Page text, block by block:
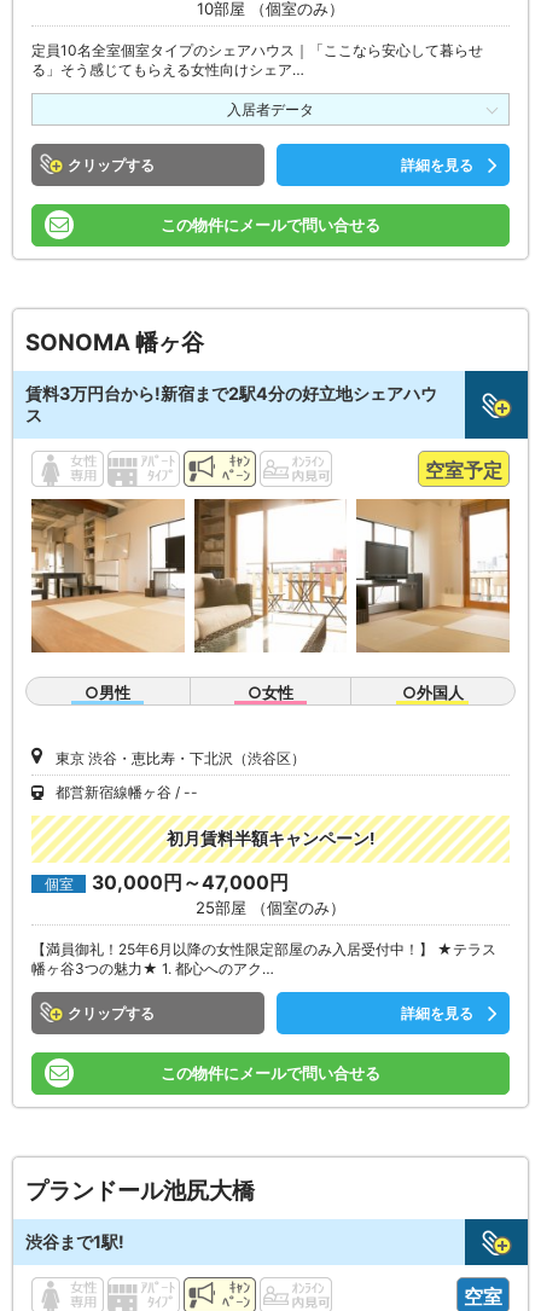
10部屋 （個室のみ）
定員10名全室個室タイプのシェアハウス｜「ここなら安心して暮らせ
る」そう感じてもらえる女性向けシェア…
入居者データ
クリップ 詳細を見る
この物件にメールで問い合せる
SONOMA 幡ヶ谷
賃料3万円台から!新宿まで2駅4分の好立地シェアハウ
ス
空室予定
○男性 ○女性 ○外国人
東京 渋谷・恵比寿・下北沢（渋谷区）
都営新宿線幡ヶ谷
--
初月賃料半額キャンペーン!
個室 30,000円～47,000円
25部屋 （個室のみ）
【満員御礼！25年6月以降の女性限定部屋のみ入居受付中！】 ★テラス
幡ヶ谷3つの魅力★ 1. 都心へのアク…
クリップ 詳細を見る
この物件にメールで問い合せる
プランドール池尻大橋
渋谷まで1駅!
空室